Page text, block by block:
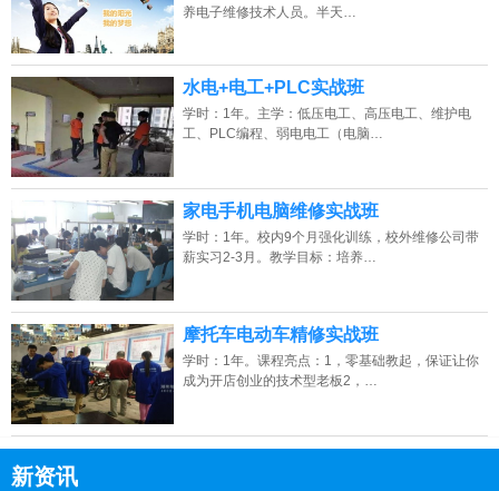
养电子维修技术人员。半天…
水电+电工+PLC实战班
学时：1年。主学：低压电工、高压电工、维护电
工、PLC编程、弱电电工（电脑…
家电手机电脑维修实战班
学时：1年。校内9个月强化训练，校外维修公司带
薪实习2-3月。教学目标：培养…
摩托车电动车精修实战班
学时：1年。课程亮点：1，零基础教起，保证让你
成为开店创业的技术型老板2，…
新资讯